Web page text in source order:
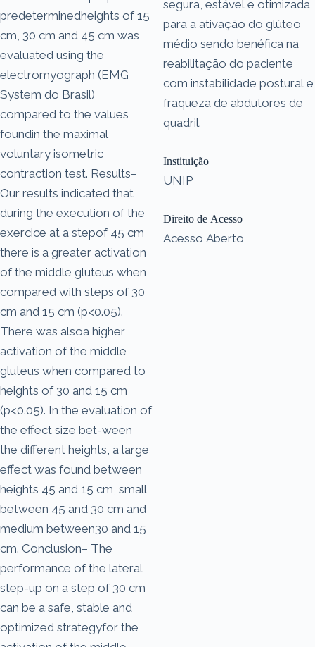
predeterminedheights of 15
cm, 30 cm and 45 cm was
evaluated using the
electromyograph (EMG
System do Brasil)
compared to the values
foundin the maximal
voluntary isometric
contraction test. Results–
Our results indicated that
during the execution of the
exercice at a stepof 45 cm
there is a greater activation
of the middle gluteus when
compared with steps of 30
cm and 15 cm (p<0.05).
There was alsoa higher
activation of the middle
gluteus when compared to
heights of 30 and 15 cm
(p<0.05). In the evaluation of
the effect size bet-ween
the different heights, a large
effect was found between
heights 45 and 15 cm, small
between 45 and 30 cm and
medium between30 and 15
cm. Conclusion– The
performance of the lateral
step-up on a step of 30 cm
can be a safe, stable and
optimized strategyfor the
segura, estável e otimizada
para a ativação do glúteo
médio sendo benéfica na
reabilitação do paciente
com instabilidade postural e
fraqueza de abdutores de
quadril.
Instituição
UNIP
Direito de Acesso
Acesso Aberto